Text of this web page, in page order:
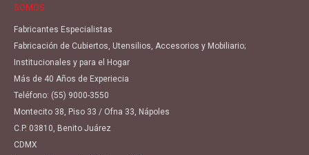
SOMOS
Fabricantes Especialistas
Fabricación de Cubiertos, Utensilios, Accesorios y Mobiliario;
Institucionales y para el Hogar
Más de 40 Años de Experiecia
Teléfono: (55) 9000-3550
Montecito 38, Piso 33 / Ofna 33, Nápoles
C.P. 03810, Benito Juárez
CDMX